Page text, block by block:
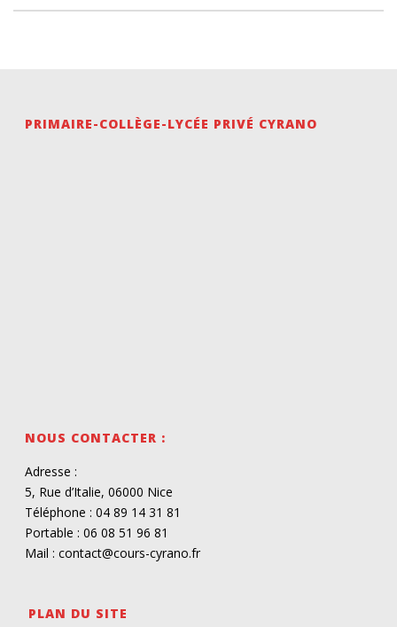
PRIMAIRE-COLLÈGE-LYCÉE PRIVÉ CYRANO
NOUS CONTACTER :
Adresse :
5, Rue d’Italie, 06000 Nice
Téléphone : 04 89 14 31 81
Portable : 06 08 51 96 81
Mail : contact@cours-cyrano.fr
PLAN DU SITE